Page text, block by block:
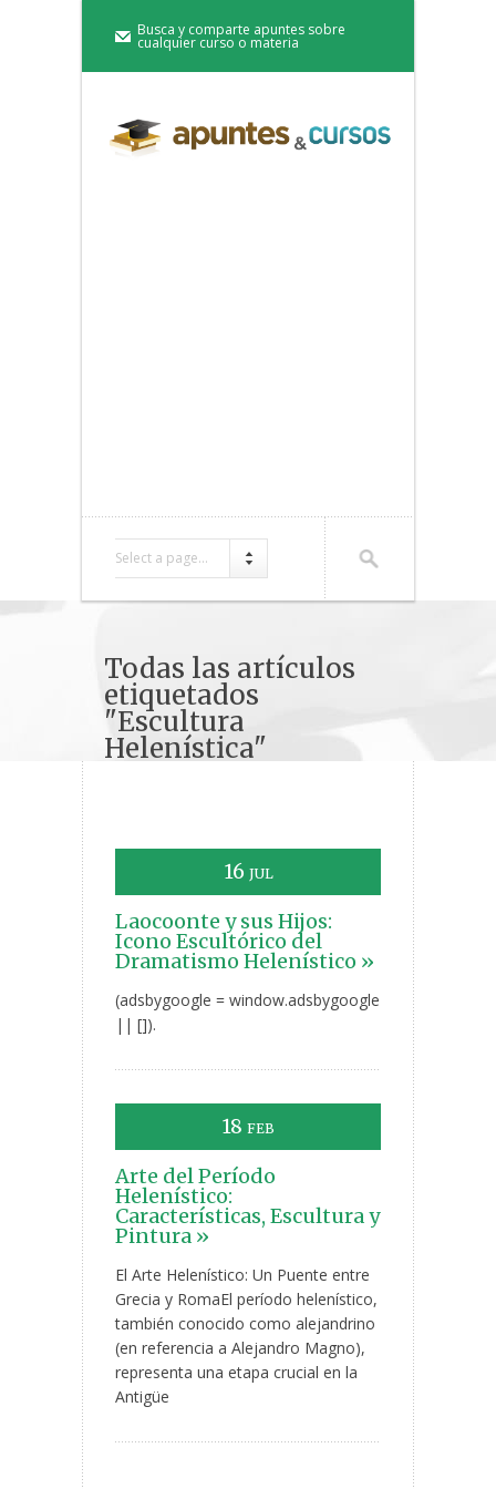
Busca y comparte apuntes sobre
cualquier curso o materia
Select a page...
Todas las artículos
etiquetados
"Escultura
Helenística"
16 JUL
Laocoonte y sus Hijos:
Icono Escultórico del
Dramatismo Helenístico »
(adsbygoogle = window.adsbygoogle
|| []).
18 FEB
Arte del Período
Helenístico:
Características, Escultura y
Pintura »
El Arte Helenístico: Un Puente entre
Grecia y RomaEl período helenístico,
también conocido como alejandrino
(en referencia a Alejandro Magno),
representa una etapa crucial en la
Antigüe